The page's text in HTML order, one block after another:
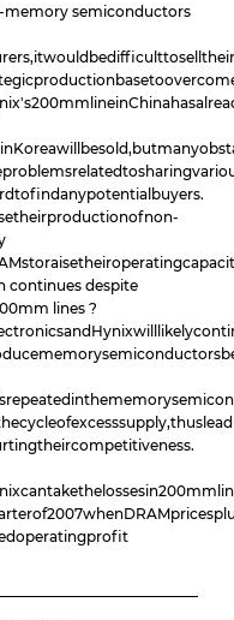
memory semiconductors
continues despite
lines ?